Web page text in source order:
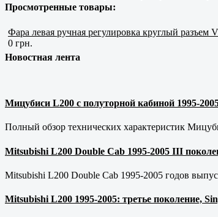
Просмотренные товары:
Фара левая ручная регулировка круглый разъем
0 грн.
Новостная лента
Мицубиси L200 с полуторной кабиной 1995-
Полный обзор технических характеристик
Mitsubishi L200 Double Cab 1995-2005 III
Mitsubishi L200 Double Cab 1995-2005 годов
Mitsubishi L200 1995-2005: третье поколение,